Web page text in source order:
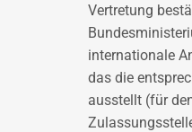
Vertretung
internationale
das die
ausstellt (für